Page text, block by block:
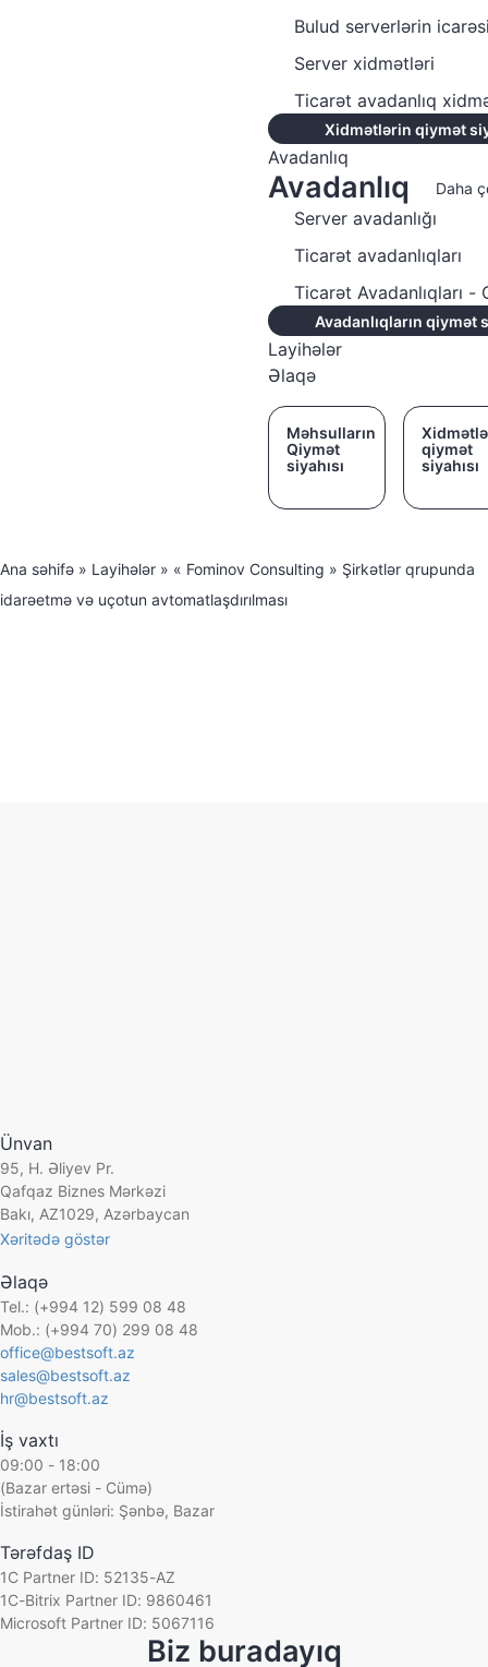
Bulud serverlərin
Server xidmətləri
Ticarət avadanlıq
Xidmətlərin qiymət
Avadanlıq
Avadanlıq Daha
Server avadanlığı
Ticarət avadanlıqları
Ticarət Avadanlıqları -
Avadanlıqların qiymət
Layihələr
Əlaqə
Məhsulların
Qiymət
siyahısı
qiymət
siyahısı
Ana səhifə » Layihələr » « Fominov Consulting » Şirkətlər qrupunda
idarəetmə və uçotun avtomatlaşdırılması
Sahə:
Tətbiq olunma tarixi:
Layihə rəhbəri:Osmanov Rəşid
Ünvan
95, H. Əliyev Pr.
Qafqaz Biznes Mərkəzi
Bakı, AZ1029, Azərbaycan
Xəritədə göstər
Əlaqə
Tel.: (+994 12) 599 08 48
Mob.: (+994 70) 299 08 48
office@bestsoft.az
sales@bestsoft.az
hr@bestsoft.az
İş vaxtı
09:00 - 18:00
(Bazar ertəsi - Cümə)
İstirahət günləri: Şənbə, Bazar
Tərəfdaş ID
1C Partner ID: 52135-AZ
1C-Bitrix Partner ID: 9860461
Microsoft Partner ID: 5067116
Biz buradayıq